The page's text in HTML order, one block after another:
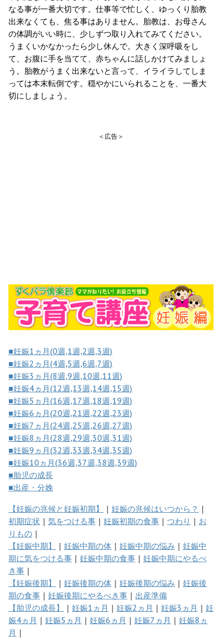
なる事が一番大切です。仕事等で忙しく、ゆっくり胎教
出来なくても、焦る事はありません。胎教は、お母さん
の体調がいい時に、少しずつ取り入れてみてください。
うまくいかなかったら少し休んで。大きく深呼吸をし
て、お腹に手を当てて、赤ちゃんに話しかけてみましょ
う。胎教がうまく出来ないと言って、イライラしてしま
っては本末転倒です。穏やかにいられることを、一番大
切にしましょう。
＜広告＞
■妊娠1ヵ月(0週,1週,2週,3週)
■妊娠2ヵ月(4週,5週,6週,7週)
■妊娠3ヵ月(8週,9週,10週,11週)
■妊娠4ヵ月(12週,13週,14週,15週)
■妊娠5ヵ月(16週,17週,18週,19週)
■妊娠6ヵ月(20週,21週,22週,23週)
■妊娠7ヵ月(24週,25週,26週,27週)
■妊娠8ヵ月(28週,29週,30週,31週)
■妊娠9ヵ月(32週,33週,34週,35週)
■妊娠10ヵ月(36週,37週,38週,39週)
■胎児の成長
■出産・分娩
【妊娠の兆候と妊娠初期】 ｜ 妊娠の兆候はいつから？ ｜
初期症状 ｜ 気をつける事 ｜ 妊娠初期の食事 ｜ つわり ｜ お
りもの ｜
【妊娠中期】
｜ 妊娠中期の体 ｜ 妊娠中期の悩み ｜ 妊娠中
期に気をつける事 ｜ 妊娠中期の食事 ｜ 妊娠中期にやるべ
き事 ｜
【妊娠後期】
｜ 妊娠後期の体 ｜ 妊娠後期の悩み ｜ 妊娠後
期の食事 ｜ 妊娠後期にやるべき事 ｜ 出産準備
【胎児の成長】
｜ 妊娠1ヵ月 ｜ 妊娠2ヵ月 ｜ 妊娠3ヵ月 ｜ 妊
娠4ヵ月 ｜ 妊娠5ヵ月 ｜ 妊娠6ヵ月 ｜ 妊娠7ヵ月 ｜ 妊娠8ヵ
月 ｜